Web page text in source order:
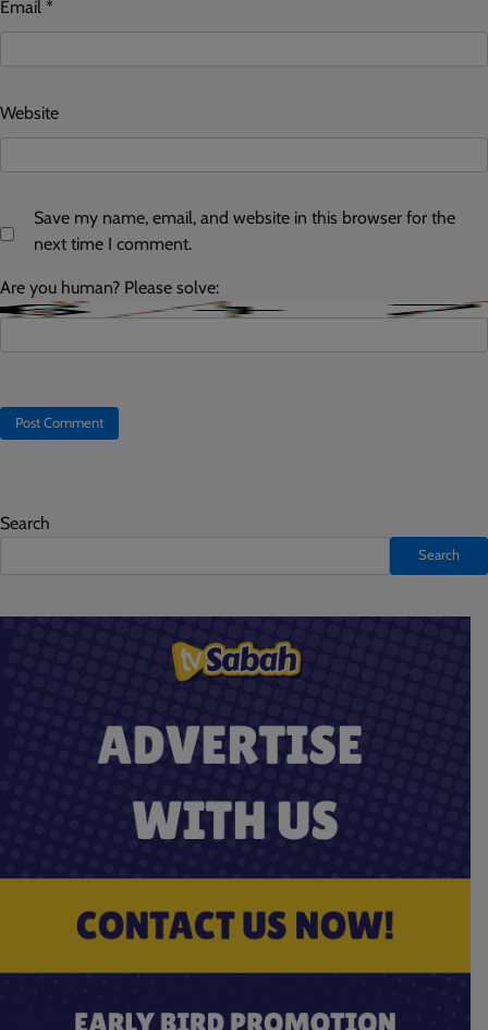
Email *
Website
Save my name, email, and website in this browser for the
next time I comment.
Are you human? Please solve:
Search
Search